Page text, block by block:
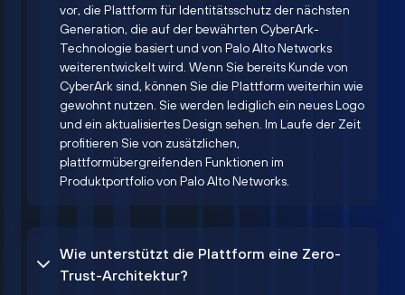
vor, die Plattform für Identitätsschutz der nächsten
Generation, die auf der bewährten CyberArk-
Technologie basiert und von Palo Alto Networks
weiterentwickelt wird. Wenn Sie bereits Kunde von
CyberArk sind, können Sie die Plattform weiterhin wie
gewohnt nutzen. Sie werden lediglich ein neues Logo
und ein aktualisiertes Design sehen. Im Laufe der Zeit
profitieren Sie von zusätzlichen,
plattformübergreifenden Funktionen im
Produktportfolio von Palo Alto Networks.
Wie unterstützt die Plattform eine Zero-
Trust-Architektur?